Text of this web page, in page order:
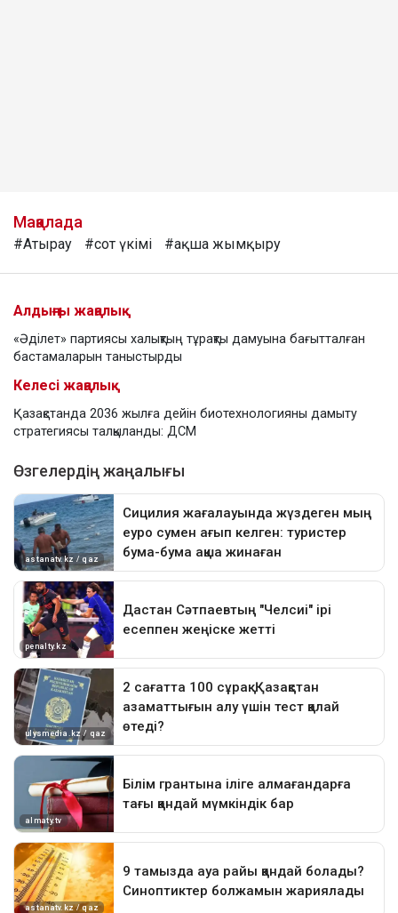
Мақалада
#Атырау #сот үкімі #ақша жымқыру
Алдыңғы жаңалық
«Әділет» партиясы халықтың тұрақты дамуына бағытталған
бастамаларын таныстырды
Келесі жаңалық
Қазақстанда 2036 жылға дейін биотехнологияны дамыту
стратегиясы талқыланды: ДСМ